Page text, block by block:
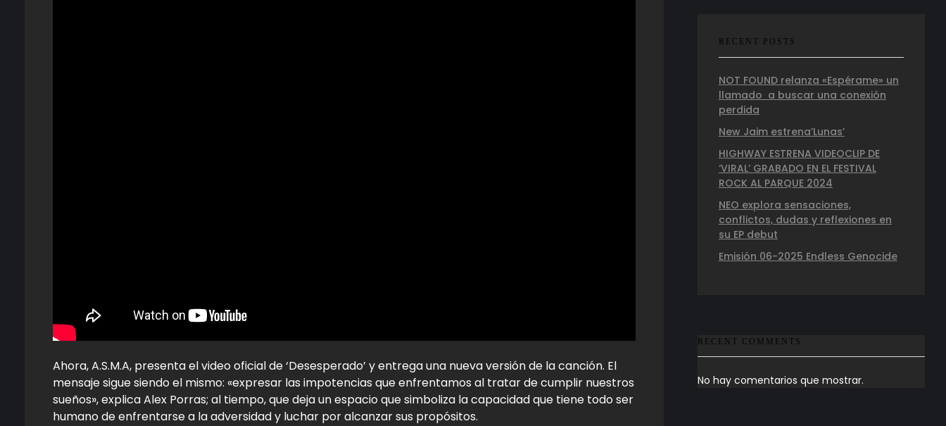
Ahora, A.S.M.A, presenta el video oficial de ‘Desesperado’ y entrega una nueva versión de la canción. El
mensaje sigue siendo el mismo: «expresar las impotencias que enfrentamos al tratar de cumplir nuestros
sueños», explica Alex Porras; al tiempo, que deja un espacio que simboliza la capacidad que tiene todo ser
humano de enfrentarse a la adversidad y luchar por alcanzar sus propósitos.
RECENT POSTS
NOT FOUND relanza «Espérame» un
llamado a buscar una conexión
perdida
New Jaim estrena’Lunas’
HIGHWAY ESTRENA VIDEOCLIP DE
‘VIRAL’ GRABADO EN EL FESTIVAL
ROCK AL PARQUE 2024
NEO explora sensaciones,
conflictos, dudas y reflexiones en
su EP debut
Emisión 06-2025 Endless Genocide
RECENT COMMENTS
No hay comentarios que mostrar.